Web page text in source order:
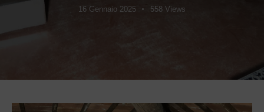
16 Gennaio 2025 558 Views